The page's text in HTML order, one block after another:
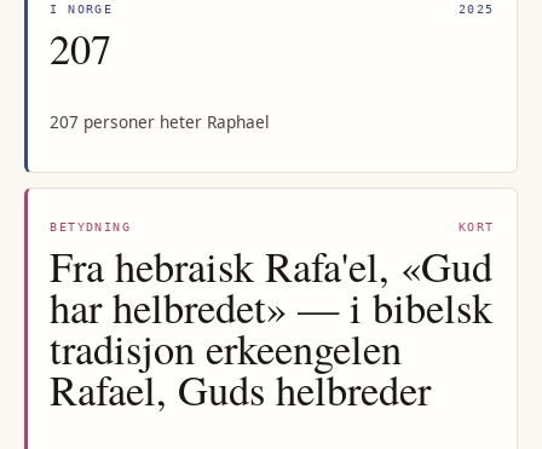
I NORGE 2025
207
207 personer heter Raphael
BETYDNING KORT
Fra hebraisk Rafa'el, «Gud
har helbredet» — i bibelsk
tradisjon erkeengelen
Rafael, Guds helbreder